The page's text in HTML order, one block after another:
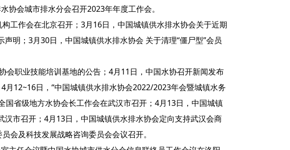
协会城市排水分会召开2023年年度工作会。
工作会在北京召开；3月16日，中国城镇供水排水协会关于近期
明；3月30日，中国城镇供水排水协会 关于清理“僵尸型”会员
会职业技能培训基地的公告；4月11日，中国水协召开新闻发布
12~16日，“中国城镇供水排水协会2022/2023年会暨城镇水务
省级地方水协会长工作会在武汉市召开；4月13日，中国城镇
市召开；4月13日，中国城镇供水排水协会定向支持武汉会商
会及科技发展战略咨询委员会会议召开。